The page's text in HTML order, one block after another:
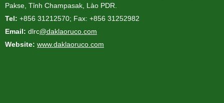
Pakse, Tỉnh Champasak, Lào PDR.
Tel: +856 31212570; Fax: +856 31252982
Email: dlrc@daklaoruco.com
Website: www.daklaoruco.com